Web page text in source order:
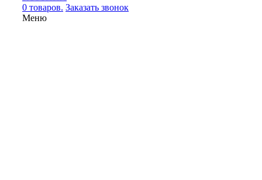
0 товаров. Заказать звонок
Меню